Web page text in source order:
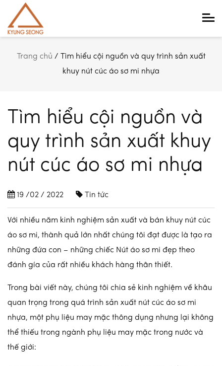
Main Navigation
Trang chủ /
Tìm hiểu cội nguồn và quy trình sản xuất
khuy nút cúc áo sơ mi nhựa
Tìm hiểu cội nguồn và
quy trình sản xuất khuy
nút cúc áo sơ mi nhựa
19 /02 / 2022 Tin tức
Với nhiều năm kinh nghiệm sản xuất và bán khuy nút cúc
áo sơ mi, thành quả lớn nhất chúng tôi đạt được là tạo ra
những đứa con – những chiếc Nút áo sơ mi đẹp theo
đánh gía của rất nhiều khách hàng thân thiết.
Trong bài viết này, chúng tôi chia sẻ kinh nghiệm về khâu
quan trọng trong quá trình sản xuất nút cúc áo sơ mi
nhựa, một phụ liệu may mặc thông dụng nhưng lại không
thể thiếu trong ngành phụ liệu may mặc trong nước và
thế giới: